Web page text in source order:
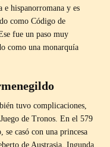
hispanorromana y es
como Código de
fue un paso muy
como una monarquía
tuvo complicaciones,
de Tronos. En el 579
casó con una princesa
de Austrasia. Ingunda